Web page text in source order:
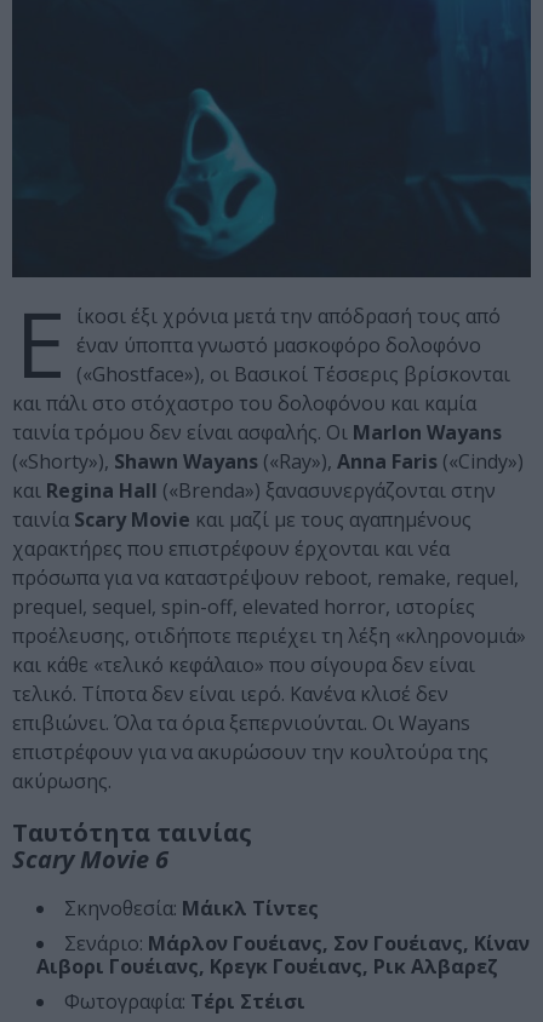
Ε
ίκοσι έξι χρόνια μετά την απόδρασή τους από
έναν ύποπτα γνωστό μασκοφόρο δολοφόνο
(«Ghostface»), οι Βασικοί Τέσσερις βρίσκονται
και πάλι στο στόχαστρο του δολοφόνου και καμία
ταινία τρόμου δεν είναι ασφαλής. Οι Marlon Wayans
(«Shorty»), Shawn Wayans («Ray»), Anna Faris («Cindy»)
και Regina Hall («Brenda») ξανασυνεργάζονται στην
ταινία Scary Movie και μαζί με τους αγαπημένους
χαρακτήρες που επιστρέφουν έρχονται και νέα
πρόσωπα για να καταστρέψουν reboot, remake, requel,
prequel, sequel, spin-off, elevated horror, ιστορίες
προέλευσης, οτιδήποτε περιέχει τη λέξη «κληρονομιά»
και κάθε «τελικό κεφάλαιο» που σίγουρα δεν είναι
τελικό. Τίποτα δεν είναι ιερό. Κανένα κλισέ δεν
επιβιώνει. Όλα τα όρια ξεπερνιούνται. Οι Wayans
επιστρέφουν για να ακυρώσουν την κουλτούρα της
ακύρωσης.
Ταυτότητα ταινίας
Scary Movie 6
Σκηνοθεσία: Μάικλ Τίντες
Σενάριο: Μάρλον Γουέιανς, Σον Γουέιανς, Κίναν
Αιβορι Γουέιανς, Κρεγκ Γουέιανς, Ρικ Αλβαρεζ
Φωτογραφία: Τέρι Στέισι